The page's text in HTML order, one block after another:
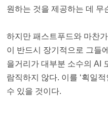
원하는 것을 제공하는 데 무
하지만 패스트푸드와 마찬
이 반드시 장기적으로 그들
을거리가 대부분 소수의 AI
람직하지 않다. 이를 ‘획일
수 있을 것이다.